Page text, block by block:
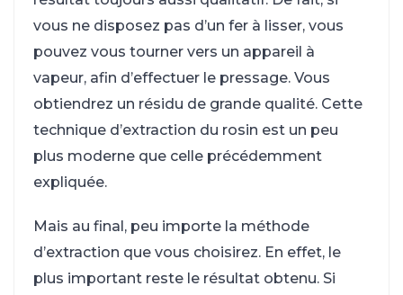
vous ne disposez pas d’un fer à lisser, vous
pouvez vous tourner vers un appareil à
vapeur, afin d’effectuer le pressage. Vous
obtiendrez un résidu de grande qualité. Cette
technique d’extraction du rosin est un peu
plus moderne que celle précédemment
expliquée.
Mais au final, peu importe la méthode
d’extraction que vous choisirez. En effet, le
plus important reste le résultat obtenu. Si